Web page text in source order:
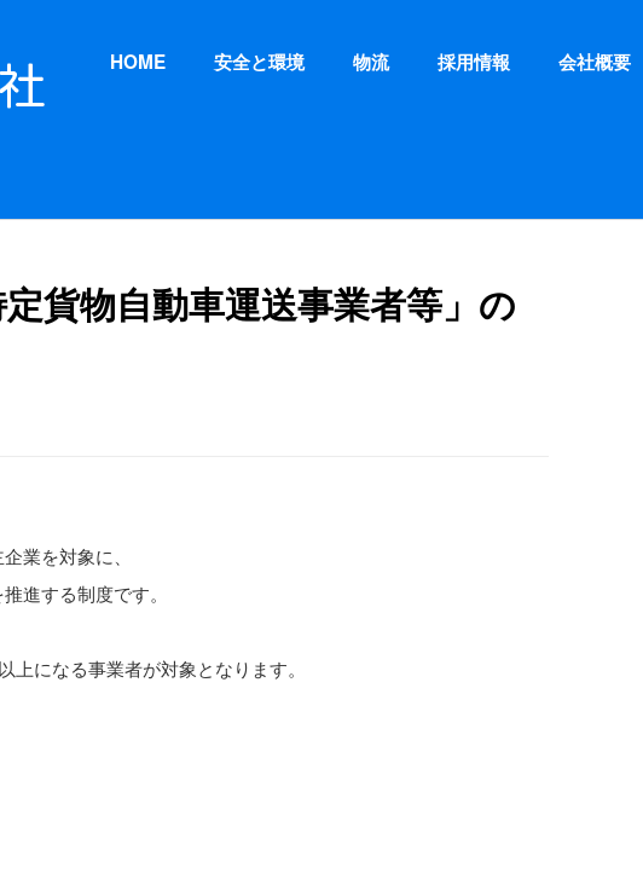
HOME 安全と環境 物流 採用情報 会社概要
貨物自動車運送事業者等」の
業を対象に、
進する制度です。
になる事業者が対象となります。